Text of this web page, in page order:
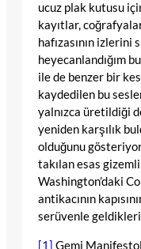
ucuz plak kutusu
kayıtlar,
hafızasının izlerini
heyecanlandığım
ile de benzer bir
kaydedilen bu
yalnızca üretildiği
yeniden karşılık
olduğunu
takılan esas
Washington’daki
antikacının
serüvenle
[1] Gemi